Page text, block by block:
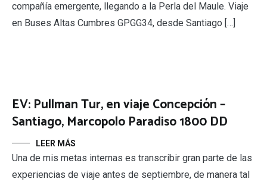
compañía emergente, llegando a la Perla del Maule. Viaje
en Buses Altas Cumbres GPGG34, desde Santiago […]
EV: Pullman Tur, en viaje Concepción –
Santiago, Marcopolo Paradiso 1800 DD
LEER MÁS
Una de mis metas internas es transcribir gran parte de las
experiencias de viaje antes de septiembre, de manera tal